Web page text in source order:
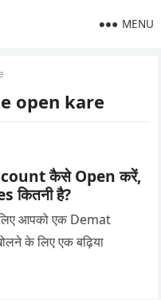
MENU
open kare
कैसे Open करें,
कितनी है?
आपको एक Demat
के लिए एक बढ़िया